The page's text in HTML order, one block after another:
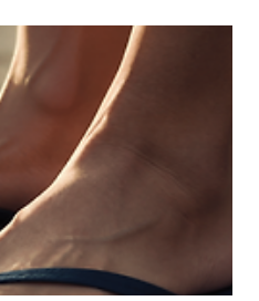
리 통증까지 만드는 ‘아름다운
신발입니다. 자세를 바로 세워 보
식 있는 자리에 어울리는 단단한
보면 하이힐은 평생 신어도 익숙
탈길에 서 있는 상태”에서 균형을